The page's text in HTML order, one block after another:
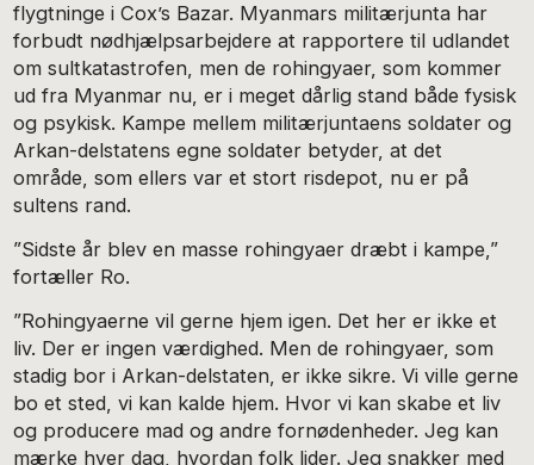
flygtninge i Cox’s Bazar. Myanmars militærjunta har
forbudt nødhjælpsarbejdere at rapportere til udlandet
om sultkatastrofen, men de rohingyaer, som kommer
ud fra Myanmar nu, er i meget dårlig stand både fysisk
og psykisk. Kampe mellem militærjuntaens soldater og
Arkan-delstatens egne soldater betyder, at det
område, som ellers var et stort risdepot, nu er på
sultens rand.
”Sidste år blev en masse rohingyaer dræbt i kampe,”
fortæller Ro.
”Rohingyaerne vil gerne hjem igen. Det her er ikke et
liv. Der er ingen værdighed. Men de rohingyaer, som
stadig bor i Arkan-delstaten, er ikke sikre. Vi ville gerne
bo et sted, vi kan kalde hjem. Hvor vi kan skabe et liv
og producere mad og andre fornødenheder. Jeg kan
mærke hver dag, hvordan folk lider. Jeg snakker med